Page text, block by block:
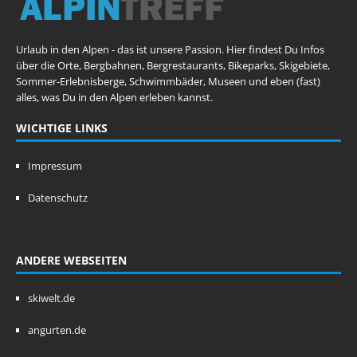
Urlaub in den Alpen - das ist unsere Passion. Hier findest Du Infos
über die Orte, Bergbahnen, Bergrestaurants, Bikeparks, Skigebiete,
Sommer-Erlebnisberge, Schwimmbäder, Museen und eben (fast)
alles, was Du in den Alpen erleben kannst.
WICHTIGE LINKS
Impressum
Datenschutz
ANDERE WEBSEITEN
skiwelt.de
angurten.de